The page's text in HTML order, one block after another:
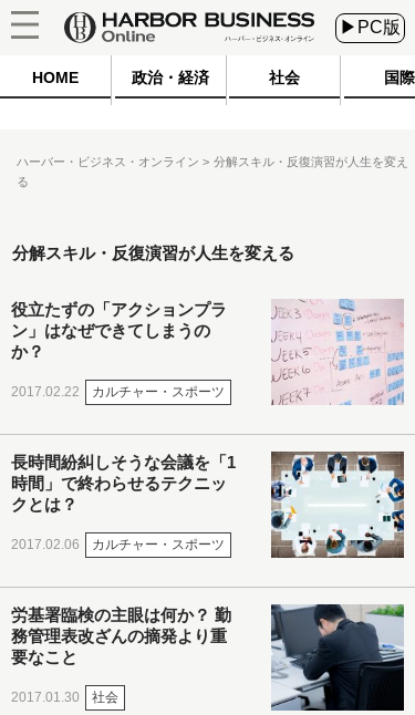
▶PC版
HOME 政治・経済 社会 国際
ハーバー・ビジネス・オンライン
分解スキル・反復演習が人生を変え
る
分解スキル・反復演習が人生を変える
役立たずの「アクションプラ
ン」はなぜできてしまうの
か？
2017.02.22 カルチャー・スポーツ
長時間紛糾しそうな会議を「1
時間」で終わらせるテクニッ
クとは？
2017.02.06 カルチャー・スポーツ
労基署臨検の主眼は何か？ 勤
務管理表改ざんの摘発より重
要なこと
2017.01.30 社会